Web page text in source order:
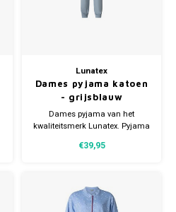
Lunatex
Dames pyjama katoen
- grijsblauw
Dames pyjama van het
kwaliteitsmerk Lunatex. Pyjama
verkrijgbaar in meerdere
€39,95